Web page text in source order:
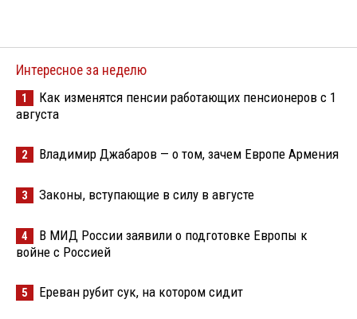
Интересное за неделю
1
Как изменятся пенсии работающих пенсионеров с 1
августа
2 Владимир Джабаров — о том, зачем Европе Армения
3 Законы, вступающие в силу в августе
4
В МИД России заявили о подготовке Европы к
войне с Россией
5 Ереван рубит сук, на котором сидит